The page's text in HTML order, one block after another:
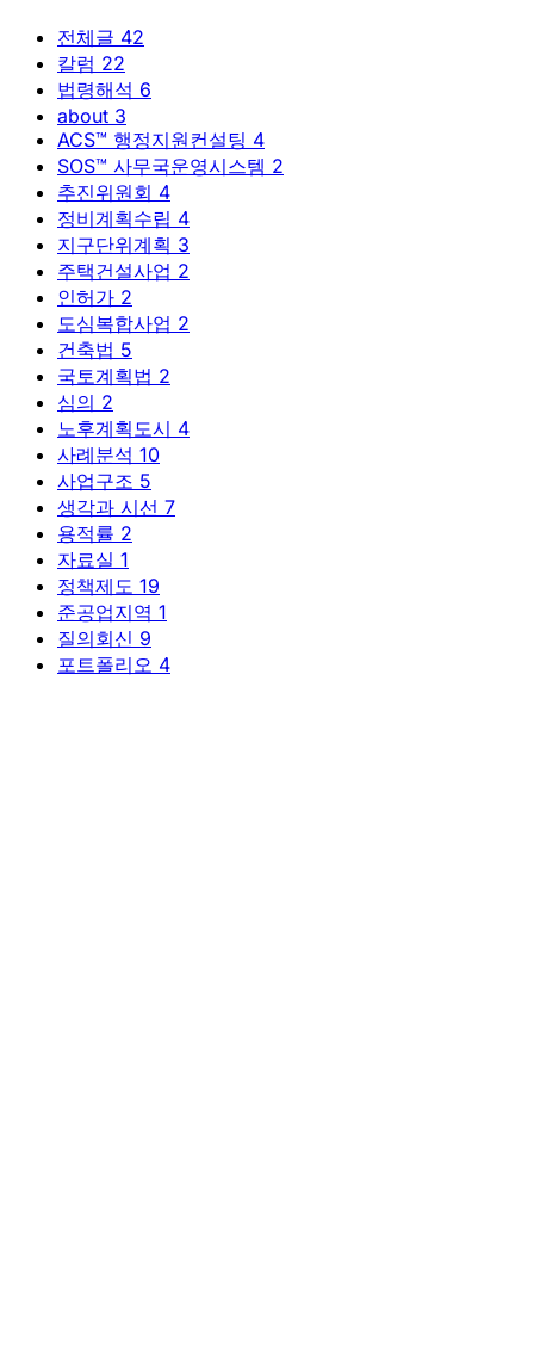
전체글 42
칼럼 22
법령해석 6
about 3
ACS™ 행정지원컨설팅 4
SOS™ 사무국운영시스템 2
추진위원회 4
정비계획수립 4
지구단위계획 3
주택건설사업 2
인허가 2
도심복합사업 2
건축법 5
국토계획법 2
심의 2
노후계획도시 4
사례분석 10
사업구조 5
생각과 시선 7
용적률 2
자료실 1
정책제도 19
준공업지역 1
질의회신 9
포트폴리오 4